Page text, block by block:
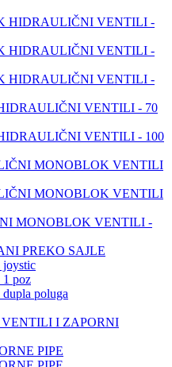
HIDRAULIČNI VENTILI -
HIDRAULIČNI VENTILI -
HIDRAULIČNI VENTILI -
VENTILI - 70
VENTILI - 100
MONOBLOK VENTILI
MONOBLOK VENTILI
MONOBLOK VENTILI -
PREKO SAJLE
joystic
1 poz
poluga
I ZAPORNI
PIPE